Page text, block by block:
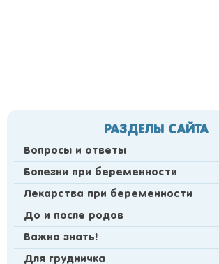
РАЗДЕЛЫ САЙТА
Вопросы и ответы
Болезни при беременности
Лекарства при беременности
До и после родов
Важно знать!
Для грудничка